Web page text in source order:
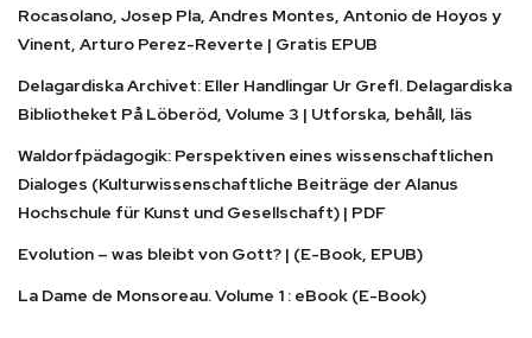
Rocasolano, Josep Pla, Andres Montes, Antonio de Hoyos y
Vinent, Arturo Perez-Reverte | Gratis EPUB
Delagardiska Archivet: Eller Handlingar Ur Grefl. Delagardiska
Bibliotheket På Löberöd, Volume 3 | Utforska, behåll, läs
Waldorfpädagogik: Perspektiven eines wissenschaftlichen
Dialoges (Kulturwissenschaftliche Beiträge der Alanus
Hochschule für Kunst und Gesellschaft) | PDF
Evolution – was bleibt von Gott? | (E-Book, EPUB)
La Dame de Monsoreau. Volume 1 : eBook (E-Book)